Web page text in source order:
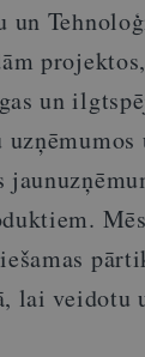
un
un
lai